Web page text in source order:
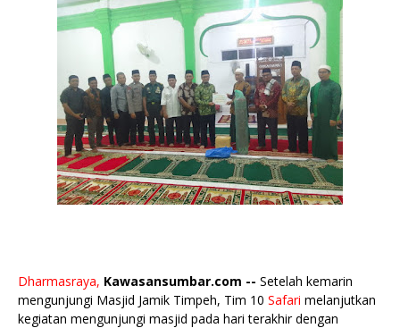
Dharmasraya, Kawasansumbar.com -- Setelah kemarin
mengunjungi Masjid Jamik Timpeh, Tim 10 Safari melanjutkan
kegiatan mengunjungi masjid pada hari terakhir dengan